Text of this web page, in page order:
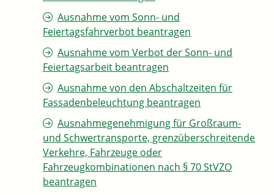
Ausnahme vom Sonn- und
Feiertagsfahrverbot beantragen
Ausnahme vom Verbot der Sonn- und
Feiertagsarbeit beantragen
Ausnahme von den Abschaltzeiten für
Fassadenbeleuchtung beantragen
Ausnahmegenehmigung für Großraum-
und Schwertransporte, grenzüberschreitende
Verkehre, Fahrzeuge oder
Fahrzeugkombinationen nach § 70 StVZO
beantragen